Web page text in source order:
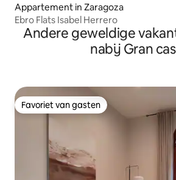
Appartement in Zaragoza
Ebro Flats Isabel Herrero
Andere geweldige
nabij Gran
Favoriet van gasten
Favoriet van gasten